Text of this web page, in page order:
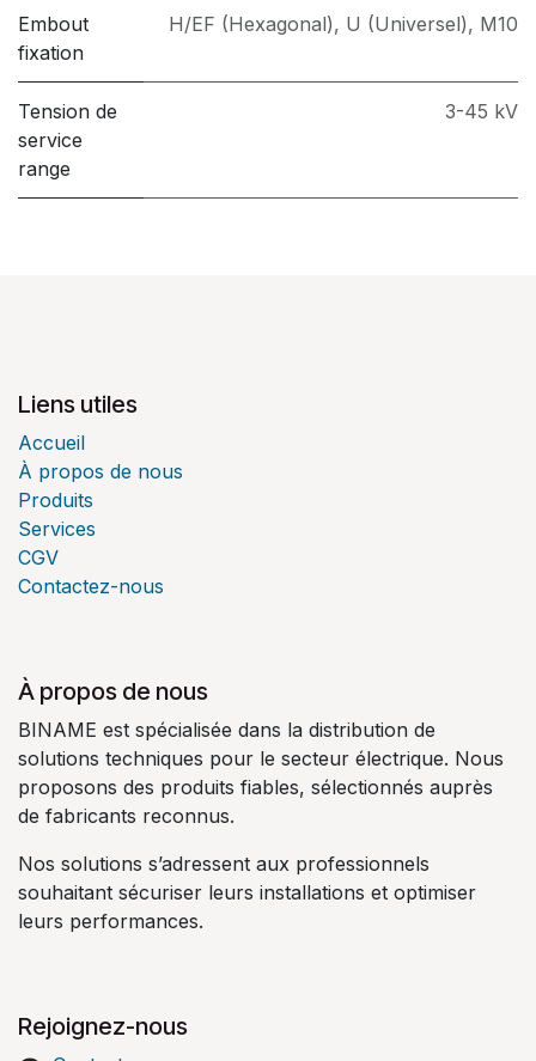
Embout
fixation
H/EF (Hexagonal), U (Universel), M10
Tension de
service
range
3-45 kV
Liens utiles
Accueil
À propos de nous
Produits
Services
CGV
Contactez-nous
À propos de nous
BINAME est spécialisée dans la distribution de
solutions techniques pour le secteur électrique. Nous
proposons des produits fiables, sélectionnés auprès
de fabricants reconnus.
Nos solutions s’adressent aux professionnels
souhaitant sécuriser leurs installations et optimiser
leurs performances.
Rejoignez-nous